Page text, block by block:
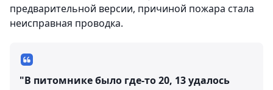
предварительной версии, причиной пожара стала
неисправная проводка.
"В питомнике было где-то 20, 13 удалось